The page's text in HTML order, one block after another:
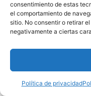
consentimiento de estas
el comportamiento de
sitio. No consentir o retirar
negativamente a ciertas
Política de privacidad
realizando una serie
especialistas de la
Panamá, quienes
de Marítima.